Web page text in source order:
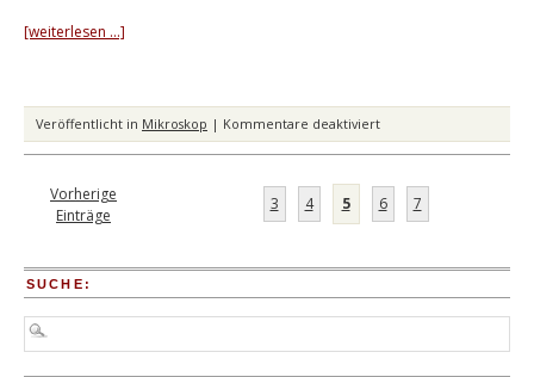
[weiterlesen …]
Veröffentlicht in Mikroskop | Kommentare deaktiviertfür
Idylle
Vorherige
Einträge
3 4 5 6 7
SUCHE: